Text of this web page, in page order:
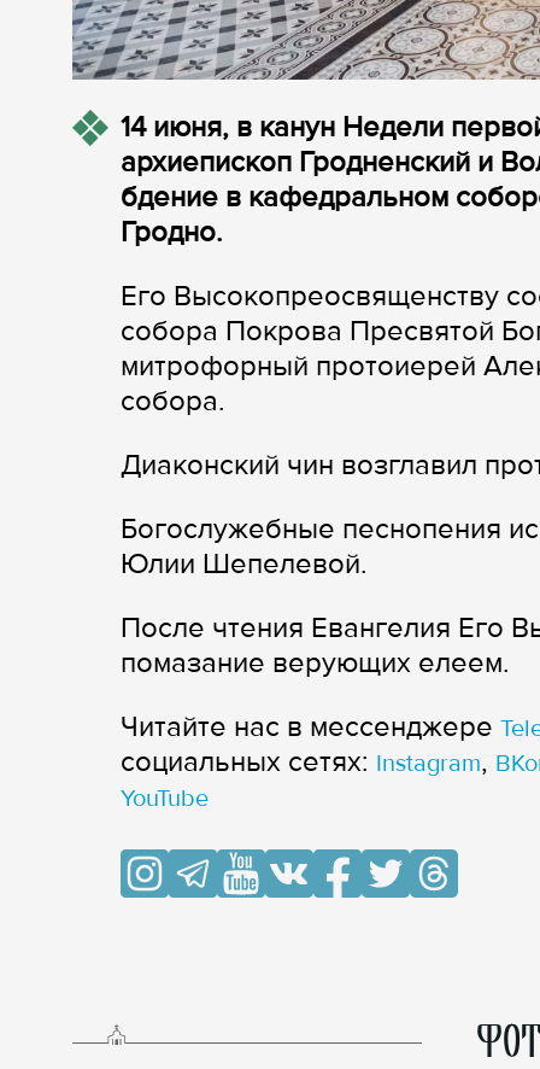
14 июня, в канун Недели
архиепископ Гродненский и
бдение в кафедральном
Гродно.
Его Высокопреосвященству
собора Покрова Пресвятой
митрофорный протоиерей
собора.
Диаконский чин возглавил
Богослужебные песнопения
Юлии Шепелевой.
После чтения Евангелия Его
помазание верующих елеем.
Читайте нас в мессенджере
cоциальных сетях: Instagram,
YouTube